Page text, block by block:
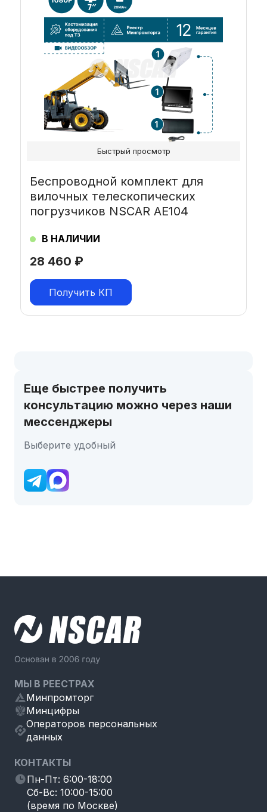
28 460 ₽
Беспроводной комплект для
вилочных телескопических
погрузчиков NSCAR AE104
В НАЛИЧИИ
Получить КП
Быстрый просмотр
Еще быстрее получить
консультацию можно через наши
мессенджеры
Выберите удобный
МЫ В РЕЕСТРАХ
Минпромторг
Минцифры
Операторов персональных
данных
КОНТАКТЫ
Пн-Пт: 6:00-18:00
Сб-Вс: 10:00-15:00
(время по Москве)